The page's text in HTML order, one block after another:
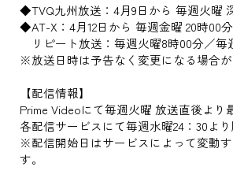
◆TVQ九州放送：4月9日から 毎週火曜
◆AT-X：4月12日から 毎週金曜 20時00
リピート放送：毎週火曜8時00分／毎
※放送日時は予告なく変更になる場合が
【配信情報】
Prime Videoにて毎週火曜 放送直後より
各配信サービスにて毎週水曜24：30よ
※配信開始日はサービスによって変動
す。